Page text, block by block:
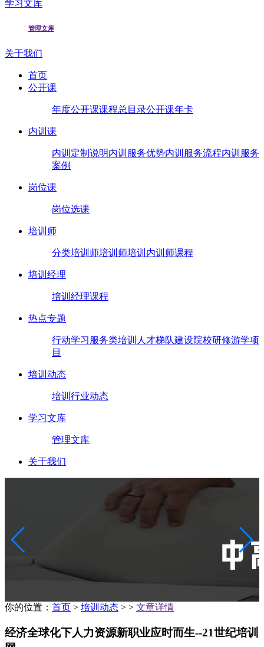
学习文库
管理文库
关于我们
首页
公开课
年度公开课课程总目录公开课年卡
内训课
内训定制说明内训服务优势内训服务流程内训服务
案例
岗位课
岗位选课
培训师
分类培训师培训师培训 内训师课程
培训经理
培训经理课程
热点专题
行动学习 服务类培训 人才梯队建设院校研修游学项
目
培训动态
培训行业动态
学习文库
管理文库
关于我们
你的位置： 首页 > 培训动态 > > 文章详情
经济全球化下人力资源新职业应时而生--21世纪培训